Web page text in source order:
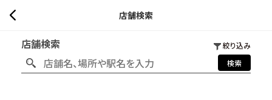
店舗検索
店舗検索
絞り込み
検索